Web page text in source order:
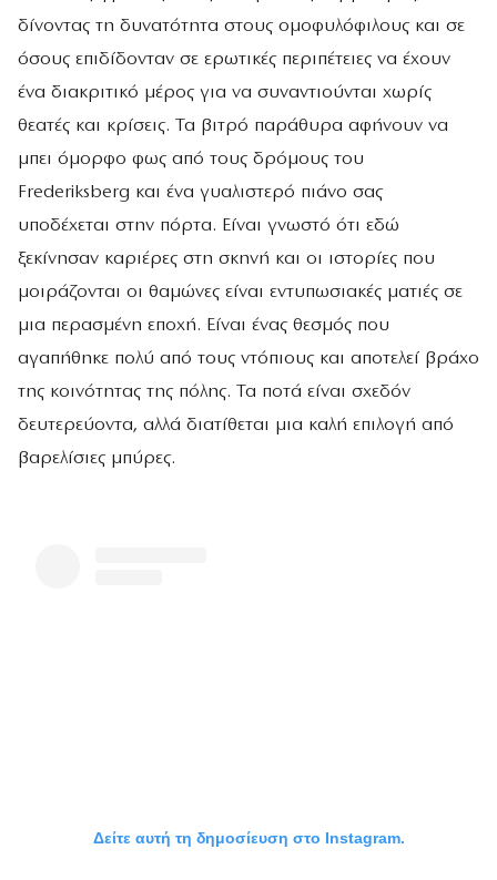
δίνοντας τη δυνατότητα στους ομοφυλόφιλους και σε
όσους επιδίδονταν σε ερωτικές περιπέτειες να έχουν
ένα διακριτικό μέρος για να συναντιούνται χωρίς
θεατές και κρίσεις. Τα βιτρό παράθυρα αφήνουν να
μπει όμορφο φως από τους δρόμους του
Frederiksberg και ένα γυαλιστερό πιάνο σας
υποδέχεται στην πόρτα. Είναι γνωστό ότι εδώ
ξεκίνησαν καριέρες στη σκηνή και οι ιστορίες που
μοιράζονται οι θαμώνες είναι εντυπωσιακές ματιές σε
μια περασμένη εποχή. Είναι ένας θεσμός που
αγαπήθηκε πολύ από τους ντόπιους και αποτελεί βράχο
της κοινότητας της πόλης. Τα ποτά είναι σχεδόν
δευτερεύοντα, αλλά διατίθεται μια καλή επιλογή από
βαρελίσιες μπύρες.
Δείτε αυτή τη δημοσίευση στο Instagram.